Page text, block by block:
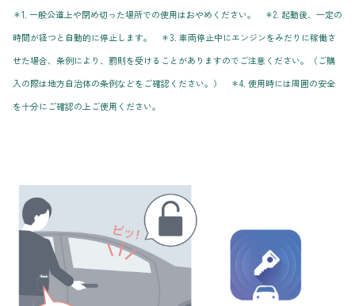
＊1. 一般公道上や閉め切った場所での使用はおやめください。 ＊2. 起動後、一定の
時間が経つと自動的に停止します。 ＊3. 車両停止中にエンジンをみだりに稼働さ
せた場合、条例により、罰則を受けることがありますのでご注意ください。（ご購
入の際は地方自治体の条例などをご確認ください。） ＊4. 使用時には周囲の安全
を十分にご確認の上ご使用ください。